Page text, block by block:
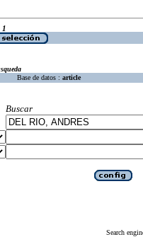
1
Base de datos : article
Buscar
Search